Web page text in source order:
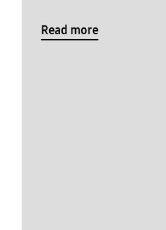
Read more